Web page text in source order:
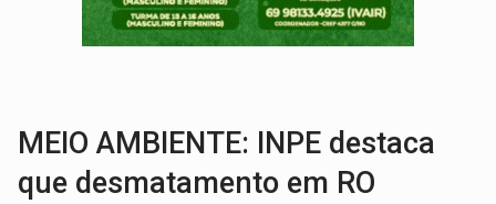
INFRAESTRUTURA:Após quase 30 anos de espera, asfalto chega ao
MEIO AMBIENTE: INPE destaca
que desmatamento em RO